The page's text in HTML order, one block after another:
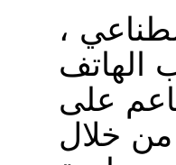
،
الهاتف
على
من خلال